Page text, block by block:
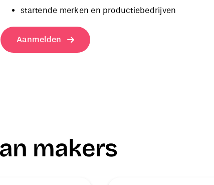
startende merken en productiebedrijven
Aanmelden
makers